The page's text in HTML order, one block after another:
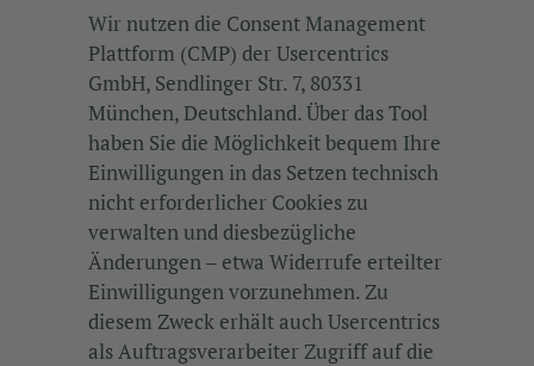
Wir nutzen die Consent Management
Plattform (CMP) der Usercentrics
GmbH, Sendlinger Str. 7, 80331
München, Deutschland. Über das Tool
haben Sie die Möglichkeit bequem Ihre
Einwilligungen in das Setzen technisch
nicht erforderlicher Cookies zu
verwalten und diesbezügliche
Änderungen – etwa Widerrufe erteilter
Einwilligungen vorzunehmen. Zu
diesem Zweck erhält auch Usercentrics
als Auftragsverarbeiter Zugriff auf die